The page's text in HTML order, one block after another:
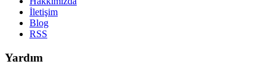
İletişim
Blog
RSS
Yardım